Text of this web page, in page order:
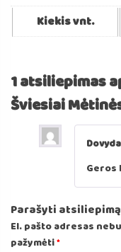
Kiekis vnt.
1 atsiliepimas
Šviesiai
Geros
Parašyti atsiliepimą
El. pašto adresas
pažymėti*